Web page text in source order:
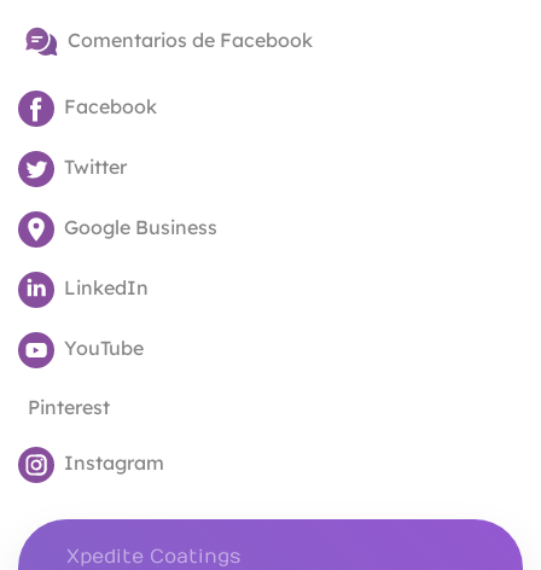
Comentarios de Facebook
Facebook
Twitter
Google Business
LinkedIn
YouTube
Pinterest
Instagram
Xpedite Coatings